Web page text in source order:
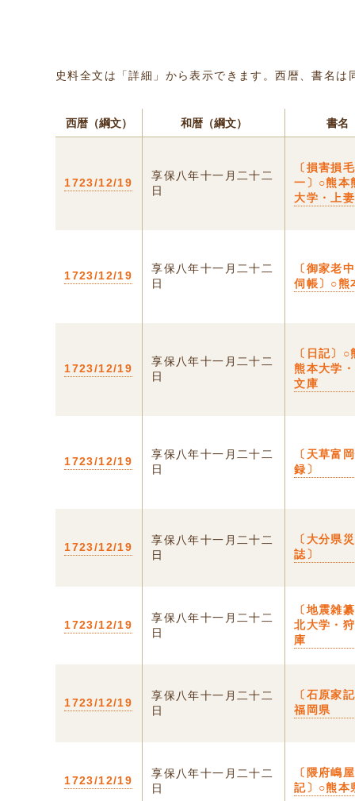
史料全文は「詳細」から表示できます。西暦、書名
西暦（綱文） 和暦（綱文） 書名
1723/12/19
享保八年十一月二十二
日
〔損害
一〕○熊本
大学・上
1723/12/19
享保八年十一月二十二
日
〔御家老
伺帳〕○熊
1723/12/19
享保八年十一月二十二
日
〔日記〕○
熊本大学
文庫
1723/12/19
享保八年十一月二十二
日
〔天草富
録〕
1723/12/19
享保八年十一月二十二
日
〔大分県
誌〕
1723/12/19
享保八年十一月二十二
日
〔地震雑
北大学・
庫
1723/12/19
享保八年十一月二十二
日
〔石原家
福岡県
1723/12/19
享保八年十一月二十二
日
〔隈府嶋
記〕○熊本